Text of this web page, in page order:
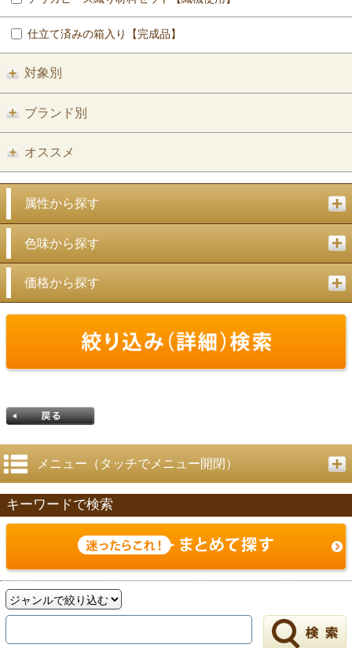
仕立て済みの箱入り【完成品】
対象別
ブランド別
オススメ
属性から探す
色味から探す
価格から探す
戻る
メニュー（タッチでメニュー開閉）
キーワードで検索